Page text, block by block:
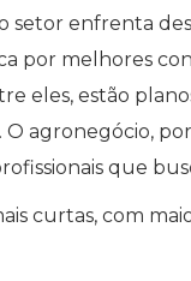
setor enfrenta
por melhores
eles, estão
agronegócio,
que
curtas, com